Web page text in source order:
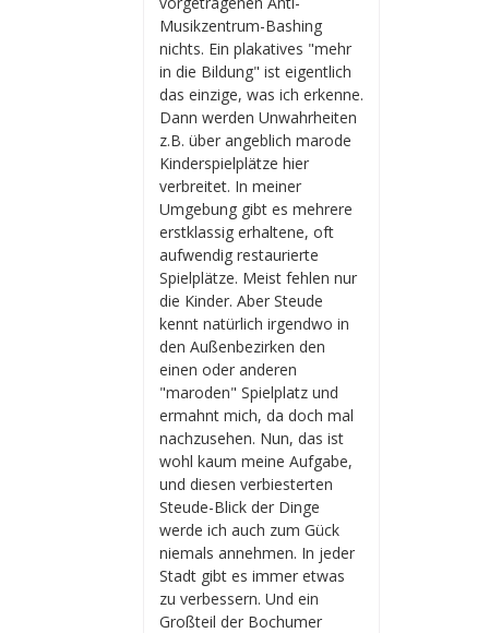
Musikzentrum-Bashing
nichts. Ein plakatives "mehr
in die Bildung" ist eigentlich
das einzige, was ich erkenne.
Dann werden Unwahrheiten
z.B. über angeblich marode
Kinderspielplätze hier
verbreitet. In meiner
Umgebung gibt es mehrere
erstklassig erhaltene, oft
aufwendig restaurierte
Spielplätze. Meist fehlen nur
die Kinder. Aber Steude
kennt natürlich irgendwo in
den Außenbezirken den
einen oder anderen
"maroden" Spielplatz und
ermahnt mich, da doch mal
nachzusehen. Nun, das ist
wohl kaum meine Aufgabe,
und diesen verbiesterten
Steude-Blick der Dinge
werde ich auch zum Gück
niemals annehmen. In jeder
Stadt gibt es immer etwas
zu verbessern. Und ein
Großteil der Bochumer